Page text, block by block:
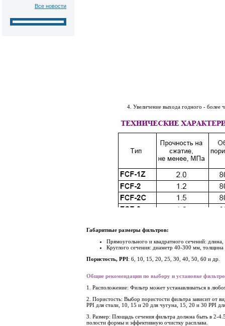
Все новости
4. Увеличение выхода годного - более
Габаритные размеры фильтров:
Прямоугольного и квадратного сечений:
Круглого сечения: диаметр 40-300 мм,
Пористость, PPI: 6, 10, 15, 20, 25, 30, 40, 50, 60 и др.
Общие рекомендации по выбору и установке
1. Расположение: Фильтр может устанавливаться в
2. Пористость: Выбор пористости фильтра зависит от
PPI для стали, 10, 15 и 20 для чугуна, 15, 20 и 30 PPI
3. Размер: Площадь сечения фильтра должна быть в 2-
полости формы и эффективную очистку расплава.